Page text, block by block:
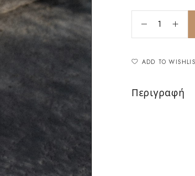
ADD TO
Περιγραφή